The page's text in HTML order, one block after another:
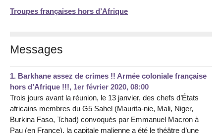
Troupes françaises hors d’Afrique
Messages
1. Barkhane assez de crimes !! Armée coloniale française
hors d’Afrique !!!, 1er février 2020, 08:00
Trois jours avant la réunion, le 13 janvier, des chefs d’États
africains membres du G5 Sahel (Maurita-nie, Mali, Niger,
Burkina Faso, Tchad) convoqués par Emmanuel Macron à
Pau (en France), la capitale malienne a été le théâtre d’une